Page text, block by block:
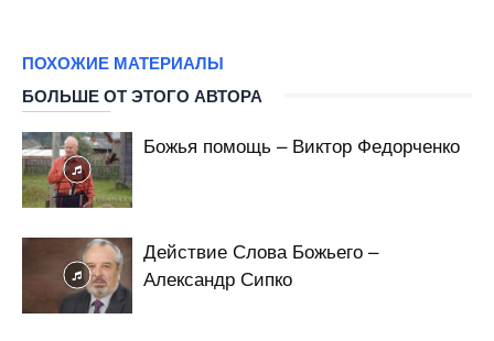
ПОХОЖИЕ МАТЕРИАЛЫ
БОЛЬШЕ ОТ ЭТОГО АВТОРА
Божья помощь – Виктор Федорченко
Действие Слова Божьего –
Александр Сипко